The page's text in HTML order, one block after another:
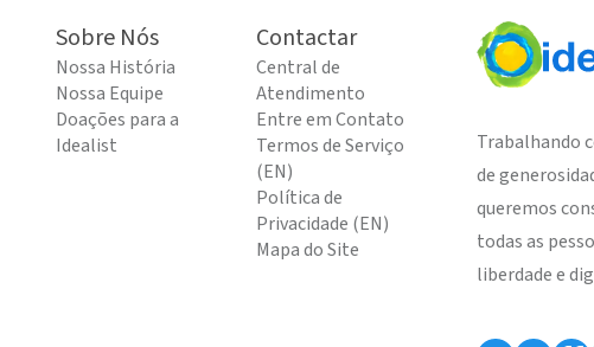
Sobre Nós
Nossa História
Nossa Equipe
Doações para a
Idealist
Contactar
Central de
Atendimento
Entre em Contato
Termos de Serviço
(EN)
Política de
Privacidade (EN)
Mapa do Site
Trabalhando
de
queremos
todas as
liberdade e